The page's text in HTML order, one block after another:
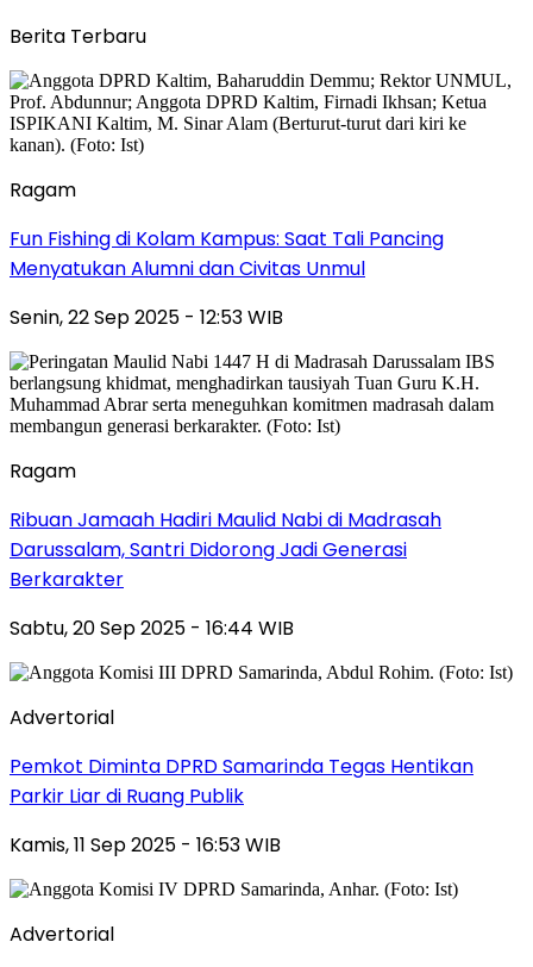
Berita Terbaru
Ragam
Fun Fishing di Kolam Kampus: Saat Tali Pancing
Menyatukan Alumni dan Civitas Unmul
Senin, 22 Sep 2025 - 12:53 WIB
Ragam
Ribuan Jamaah Hadiri Maulid Nabi di Madrasah
Darussalam, Santri Didorong Jadi Generasi
Berkarakter
Sabtu, 20 Sep 2025 - 16:44 WIB
Advertorial
Pemkot Diminta DPRD Samarinda Tegas Hentikan
Parkir Liar di Ruang Publik
Kamis, 11 Sep 2025 - 16:53 WIB
Advertorial